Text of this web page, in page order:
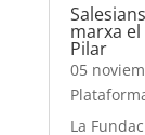
marxa
Pilar
05
La